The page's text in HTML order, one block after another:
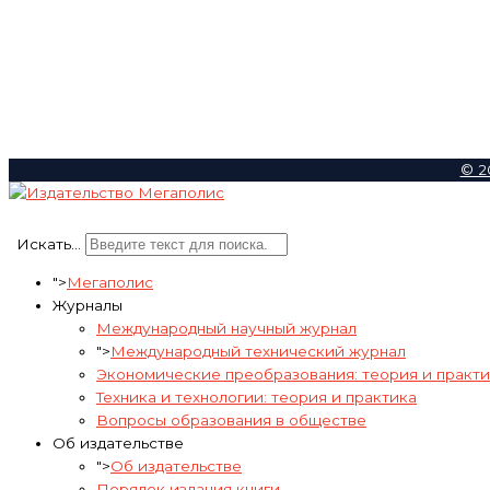
©
Искать...
">Мегаполис
Журналы
Международный научный журнал
">Международный технический журнал
Экономические преобразования: теория и
Техника и технологии: теория и практика
Вопросы образования в обществе
Об издательстве
">Об издательстве